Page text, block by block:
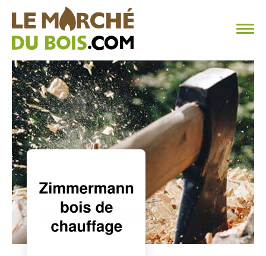
CHAUFFAGE AU BOIS
FAQ
CALCULER SA CONSOMMATION
TROUVER SON FOURNISSEUR
BLOG
ESPACE PRO